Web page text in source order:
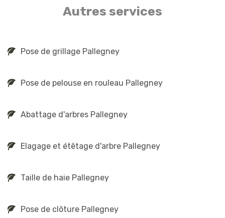
Autres services
Pose de grillage Pallegney
Pose de pelouse en rouleau Pallegney
Abattage d'arbres Pallegney
Elagage et étêtage d'arbre Pallegney
Taille de haie Pallegney
Pose de clôture Pallegney